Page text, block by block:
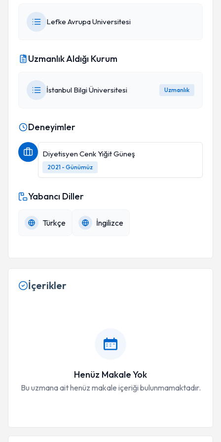
Lefke Avrupa Universitesi
Uzmanlık Aldığı Kurum
İstanbul Bilgi Üniversitesi Uzmanlık
Deneyimler
Diyetisyen Cenk Yiğit Güneş
2021 - Günümüz
Yabancı Diller
Türkçe İngilizce
İçerikler
Henüz Makale Yok
Bu uzmana ait henüz makale içeriği bulunmamaktadır.